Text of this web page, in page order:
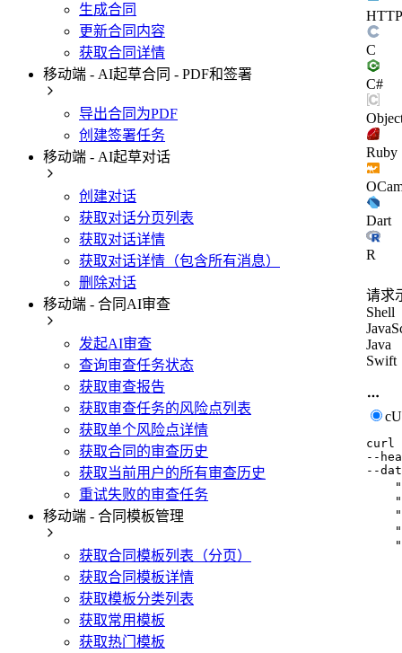
生成合同
更新合同内容
获取合同详情
移动端 - AI起草合同 - PDF和签署
导出合同为PDF
创建签署任务
移动端 - AI起草对话
创建对话
获取对话分页列表
获取对话详情
获取对话详情（包含所有消息）
删除对话
移动端 - 合同AI审查
发起AI审查
查询审查任务状态
获取审查报告
获取审查任务的风险点列表
获取单个风险点详情
获取合同的审查历史
获取当前用户的所有审查历史
重试失败的审查任务
移动端 - 合同模板管理
获取合同模板列表（分页）
获取合同模板详情
获取模板分类列表
获取常用模板
获取热门模板
HTTP
C
C#
Ruby
Dart
R
请求
Shell
Java
Swift
curl
--
--